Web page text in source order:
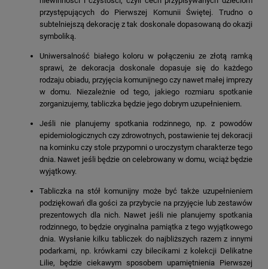
przystępujących do Pierwszej Komunii Świętej. Trudno o
subtelniejszą dekorację z tak doskonale dopasowaną do okazji
symboliką.
Uniwersalność białego koloru w połączeniu ze złotą ramką
sprawi, że dekoracja doskonale dopasuje się do każdego
rodzaju obiadu, przyjęcia komunijnego czy nawet małej imprezy
w domu. Niezależnie od tego, jakiego rozmiaru spotkanie
zorganizujemy, tabliczka będzie jego dobrym uzupełnieniem.
Jeśli nie planujemy spotkania rodzinnego, np. z powodów
epidemiologicznych czy zdrowotnych, postawienie tej dekoracji
na kominku czy stole przypomni o uroczystym charakterze tego
dnia. Nawet jeśli będzie on celebrowany w domu, wciąż będzie
wyjątkowy.
Tabliczka na stół komunijny może być także uzupełnieniem
podziękowań dla gości za przybycie na przyjęcie lub zestawów
prezentowych dla nich. Nawet jeśli nie planujemy spotkania
rodzinnego, to będzie oryginalna pamiątka z tego wyjątkowego
dnia. Wysłanie kilku tabliczek do najbliższych razem z innymi
podarkami, np. krówkami czy bilecikami z kolekcji Delikatne
Lilie, będzie ciekawym sposobem upamiętnienia Pierwszej